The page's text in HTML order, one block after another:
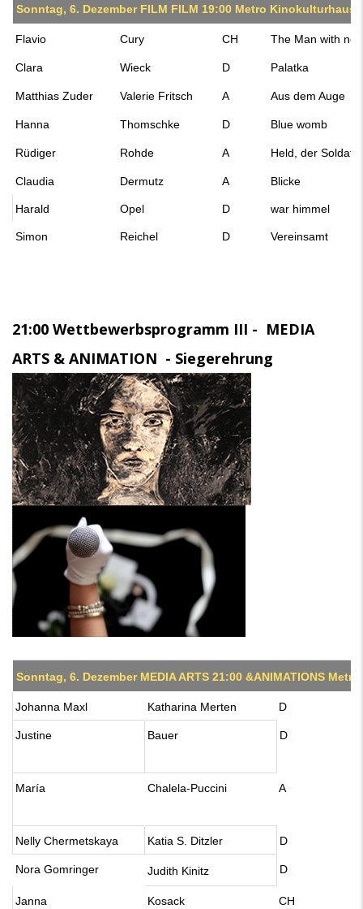
Sonntag, 6. Dezember FILM FILM 19:00 Metro Kinokulturhaus
Flavio Cury CH The Man with no
Clara Wieck D Palatka
Matthias Zuder Valerie Fritsch A Aus dem Auge
Hanna Thomschke D Blue womb
Rüdiger Rohde A Held, der Soldat
Claudia Dermutz A Blicke
Harald Opel D war himmel
Simon Reichel D Vereinsamt
21:00 Wettbewerbsprogramm III - MEDIA
ARTS & ANIMATION - Siegerehrung
Sonntag, 6. Dezember MEDIA ARTS 21:00 &ANIMATIONS
Johanna Maxl Katharina Merten D
Justine Bauer D
María Chalela-Puccini A
Nelly Chermetskaya Katia S. Ditzler D
Nora Gomringer Judith Kinitz D
Janna Kosack CH